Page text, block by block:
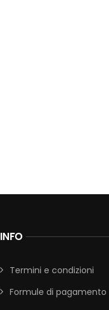
INFO
Termini e condizioni
Formule di pagamento